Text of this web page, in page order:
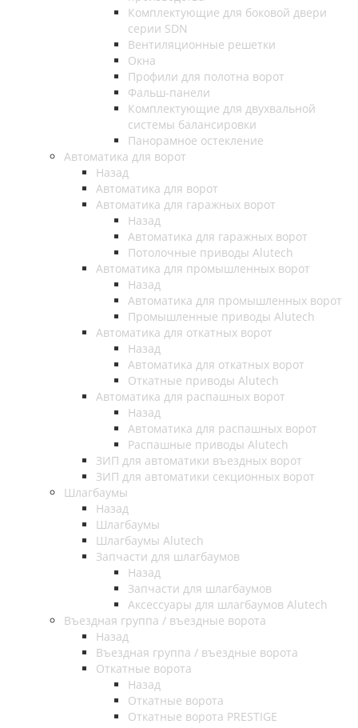
Комплектующие для боковой двери
серии SDN
Вентиляционные решетки
Окна
Профили для полотна ворот
Фальш-панели
Комплектующие для двухвальной
системы балансировки
Панорамное остекление
Автоматика для ворот
Назад
Автоматика для ворот
Автоматика для гаражных ворот
Назад
Автоматика для гаражных ворот
Потолочные приводы Alutech
Автоматика для промышленных ворот
Назад
Автоматика для промышленных ворот
Промышленные приводы Alutech
Автоматика для откатных ворот
Назад
Автоматика для откатных ворот
Откатные приводы Alutech
Автоматика для распашных ворот
Назад
Автоматика для распашных ворот
Распашные приводы Alutech
ЗИП для автоматики въездных ворот
ЗИП для автоматики секционных ворот
Шлагбаумы
Назад
Шлагбаумы
Шлагбаумы Alutech
Запчасти для шлагбаумов
Назад
Запчасти для шлагбаумов
Аксессуары для шлагбаумов Alutech
Въездная группа / въездные ворота
Назад
Въездная группа / въездные ворота
Откатные ворота
Назад
Откатные ворота
Откатные ворота PRESTIGE